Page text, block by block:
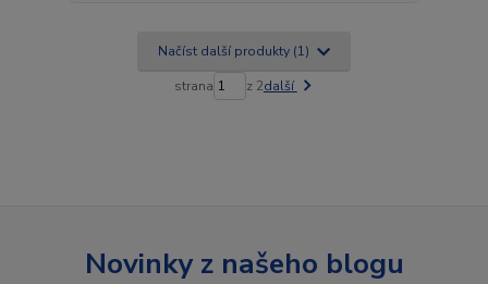
Načíst další produkty (1)
strana z 2další
Novinky z našeho blogu